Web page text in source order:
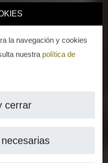
la navegación y cookies
nuestra política de
cerrar